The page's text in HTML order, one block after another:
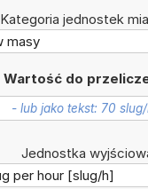
Kategoria jednostek
Wartość do
Jednostka